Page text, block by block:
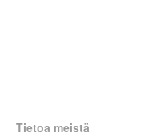
Tietoa meistä